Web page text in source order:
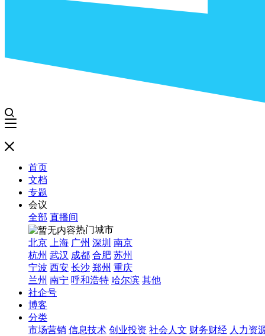
首页
文档
专题
会议
全部 直播间
热门城市
北京
上海 广州 深圳 南京
杭州 武汉 成都 合肥 苏州
宁波 西安 长沙 郑州 重庆
兰州 南宁 呼和浩特 哈尔滨 其他
社企号
博客
分类
市场营销 信息技术 创业投资 社会人文 财务财经 人力资